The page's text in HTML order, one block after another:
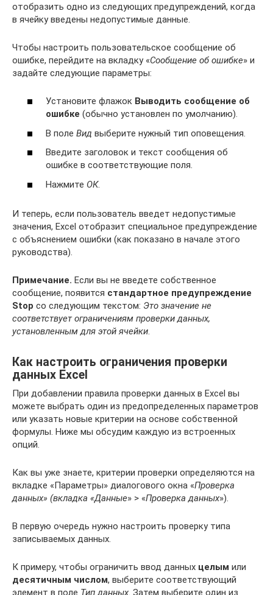
отобразить одно из следующих предупреждений, когда
в ячейку введены недопустимые данные.
Чтобы настроить пользовательское сообщение об
ошибке, перейдите на вкладку «Сообщение об ошибке» и
задайте следующие параметры:
Установите флажок Выводить сообщение об
ошибке (обычно установлен по умолчанию).
В поле Вид выберите нужный тип оповещения.
Введите заголовок и текст сообщения об
ошибке в соответствующие поля.
Нажмите ОК.
И теперь, если пользователь введет недопустимые
значения, Excel отобразит специальное предупреждение
с объяснением ошибки (как показано в начале этого
руководства).
Примечание. Если вы не введете собственное
сообщение, появится стандартное предупреждение
Stop со следующим текстом: Это значение не
соответствует ограничениям проверки данных,
установленным для этой ячейки.
Как настроить ограничения проверки
данных Excel
При добавлении правила проверки данных в Excel вы
можете выбрать один из предопределенных параметров
или указать новые критерии на основе собственной
формулы. Ниже мы обсудим каждую из встроенных
опций.
Как вы уже знаете, критерии проверки определяются на
вкладке «Параметры» диалогового окна «Проверка
данных» (вкладка «Данные» > «Проверка данных»).
В первую очередь нужно настроить проверку типа
записываемых данных.
К примеру, чтобы ограничить ввод данных целым или
десятичным числом, выберите соответствующий
элемент в поле Тип данных. Затем выберите один из